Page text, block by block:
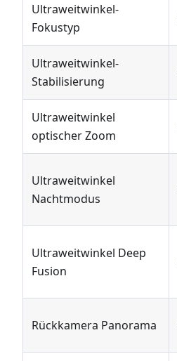
Ultraweitwinkel-
Fokustyp
Ultraweitwinkel-
Stabilisierung
Ultraweitwinkel
optischer Zoom
Ultraweitwinkel
Nachtmodus
Ultraweitwinkel Deep
Fusion
Rückkamera Panorama